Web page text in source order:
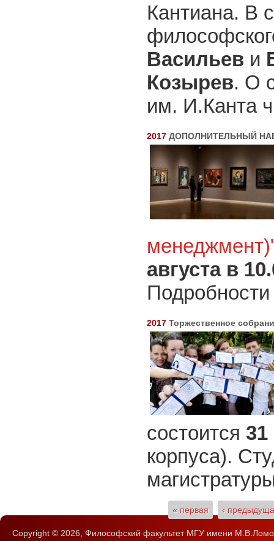
Кантиана. В
Васильев и
Козырев. О
им. И.Канта
2017 ДОПОЛНИТЕЛЬНЫЙ
августа в
2017 Торжественное
состоится 31
корпуса).
Страницы
« первая ‹
Copyright © 2026, Философский факультет МГУ имени